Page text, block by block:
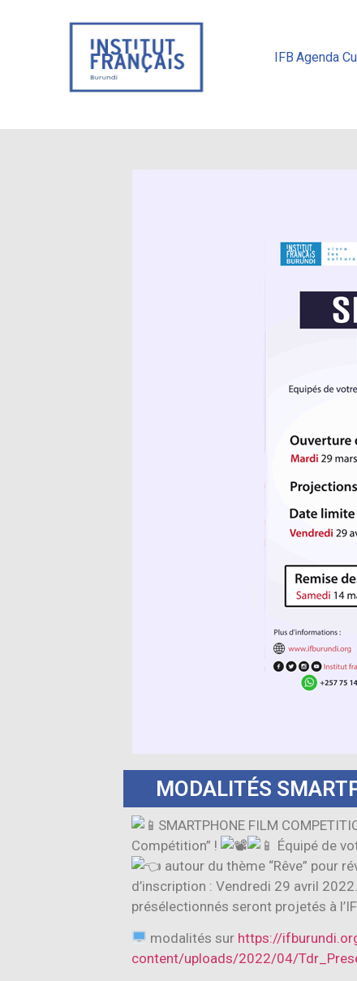
IFB Agenda
MODALITÉS
SMARTPHONE FILM
Compétition” !
Équipé de
autour du thème “Rêve” pour
d’inscription : Vendredi 29 avril
présélectionnés seront projetés à
modalités sur https://
content/uploads/2022/04/